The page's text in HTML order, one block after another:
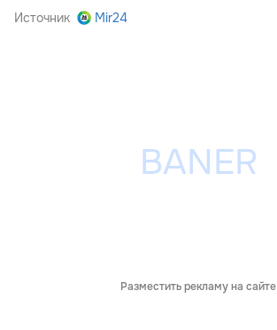
Источник Mir24
Разместить рекламу на сайте